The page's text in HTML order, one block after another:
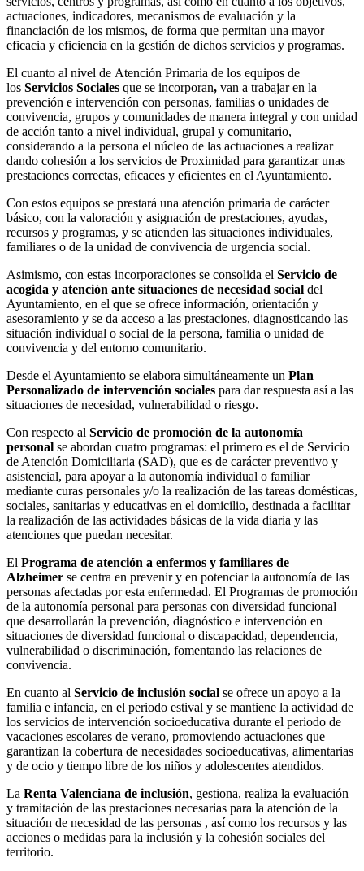
actuaciones, indicadores, mecanismos de evaluación y la
financiación de los mismos, de forma que permitan una mayor
eficacia y eficiencia en la gestión de dichos servicios y programas.
El cuanto al nivel de Atención Primaria de los equipos de
los Servicios Sociales que se incorporan, van a trabajar en la
prevención e intervención con personas, familias o unidades de
convivencia, grupos y comunidades de manera integral y con unidad
de acción tanto a nivel individual, grupal y comunitario,
considerando a la persona el núcleo de las actuaciones a realizar
dando cohesión a los servicios de Proximidad para garantizar unas
prestaciones correctas, eficaces y eficientes en el Ayuntamiento.
Con estos equipos se prestará una atención primaria de carácter
básico, con la valoración y asignación de prestaciones, ayudas,
recursos y programas, y se atienden las situaciones individuales,
familiares o de la unidad de convivencia de urgencia social.
Asimismo, con estas incorporaciones se consolida el Servicio de
acogida y atención ante situaciones de necesidad social del
Ayuntamiento, en el que se ofrece información, orientación y
asesoramiento y se da acceso a las prestaciones, diagnosticando las
situación individual o social de la persona, familia o unidad de
convivencia y del entorno comunitario.
Desde el Ayuntamiento se elabora simultáneamente un Plan
Personalizado de intervención sociales para dar respuesta así a las
situaciones de necesidad, vulnerabilidad o riesgo.
Con respecto al Servicio de promoción de la autonomía
personal se abordan cuatro programas: el primero es el de Servicio
de Atención Domiciliaria (SAD), que es de carácter preventivo y
asistencial, para apoyar a la autonomía individual o familiar
mediante curas personales y/o la realización de las tareas domésticas,
sociales, sanitarias y educativas en el domicilio, destinada a facilitar
la realización de las actividades básicas de la vida diaria y las
atenciones que puedan necesitar.
El Programa de atención a enfermos y familiares de
Alzheimer se centra en prevenir y en potenciar la autonomía de las
personas afectadas por esta enfermedad. El Programas de promoción
de la autonomía personal para personas con diversidad funcional
que desarrollarán la prevención, diagnóstico e intervención en
situaciones de diversidad funcional o discapacidad, dependencia,
vulnerabilidad o discriminación, fomentando las relaciones de
convivencia.
En cuanto al Servicio de inclusión social se ofrece un apoyo a la
familia e infancia, en el periodo estival y se mantiene la actividad de
los servicios de intervención socioeducativa durante el periodo de
vacaciones escolares de verano, promoviendo actuaciones que
garantizan la cobertura de necesidades socioeducativas, alimentarias
y de ocio y tiempo libre de los niños y adolescentes atendidos.
La Renta Valenciana de inclusión, gestiona, realiza la evaluación
y tramitación de las prestaciones necesarias para la atención de la
situación de necesidad de las personas , así como los recursos y las
acciones o medidas para la inclusión y la cohesión sociales del
territorio.